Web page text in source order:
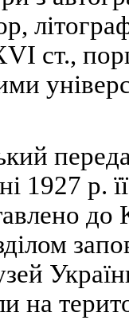
ст.,
1927 р.
до
на